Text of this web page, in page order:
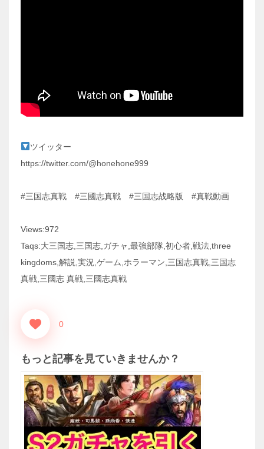
ツイッター
https://twitter.com/@honehone999
#三国志真戦 #三國志真戦 #三国志战略版 #真戦動画
Views:972
Taqs:大三国志,三国志,ガチャ,最強部隊,初心者,戦法,three
kingdoms,解説,実況,ゲーム,ホラーマン,三国志真戦,三国志
真戦,三國志 真戦,三國志真戦
0
もっと記事を見ていきませんか？